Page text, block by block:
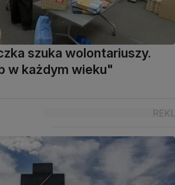
szuka wolontariuszy.
w każdym wieku"